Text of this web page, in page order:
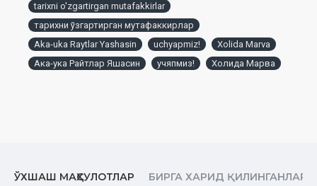
tarixni o'zgartirgan mutafakkirlar
тарихни ўзгартирган мутафаккирлар
Aka-uka Raytlar Yashasin
uchyapmiz!
Xolida Marva
Ака-ука Райтлар Яшасин
учяпмиз! Холида Марва
ЎХШАШ МАҲСУЛОТЛАР БИРГА ХАРИД ҚИЛИНГАНЛАР